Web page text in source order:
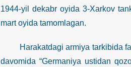
1944-yil dekabr oyida 3-Xarkov
mart oyida tamomlagan.
Harakatdagi armiya tarkibida
davomida “Germaniya ustidan